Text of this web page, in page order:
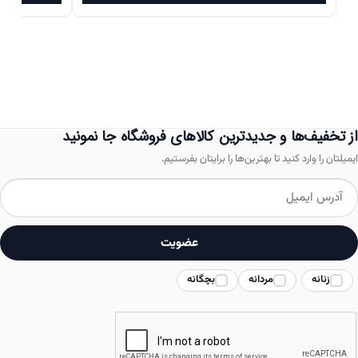
بود.
است.
باشد.
ها
در
از تخفیف‌ها و جدیدترین کالاهای فروشگاه جا نمونید
ایمیلتان را وارد کنید تا بهترین‌ها را برایتان بفرستیم.
زنانه مردانه بچگانه
عضویت